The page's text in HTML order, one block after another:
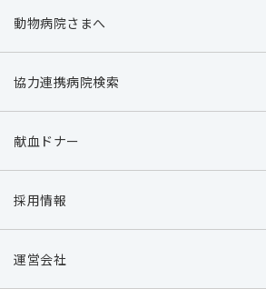
動物病院さまへ
協力連携病院検索
献血ドナー
採用情報
運営会社